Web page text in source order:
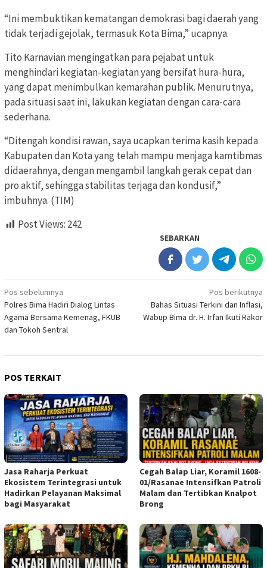
“Ini membuktikan kematangan demokrasi bagi daerah yang
tidak terjadi gejolak, termasuk Kota Bima,” ucapnya.
Tito Karnavian mengingatkan para pejabat untuk
menghindari kegiatan-kegiatan yang bersifat hura-hura,
yang dapat menimbulkan kemarahan publik. Menurutnya,
pada situasi saat ini, lakukan kegiatan dengan cara-cara
sederhana.
“Ditengah kondisi rawan, saya ucapkan terima kasih kepada
Kabupaten dan Kota yang telah mampu menjaga kamtibmas
didaerahnya, dengan mengambil langkah gerak cepat dan
pro aktif, sehingga stabilitas terjaga dan kondusif,”
imbuhnya. (TIM)
Post Views: 242
SEBARKAN
Navigasi
pos
Pos sebelumnya
Polres Bima Hadiri Dialog Lintas
Agama Bersama Kemenag, FKUB
dan Tokoh Sentral
Pos berikutnya
Bahas Situasi Terkini dan Inflasi,
Wabup Bima dr. H. Irfan Ikuti Rakor
POS TERKAIT
Jasa Raharja Perkuat
Ekosistem Terintegrasi untuk
Hadirkan Pelayanan Maksimal
bagi Masyarakat
Cegah Balap Liar, Koramil 1608-
01/Rasanae Intensifkan Patroli
Malam dan Tertibkan Knalpot
Brong